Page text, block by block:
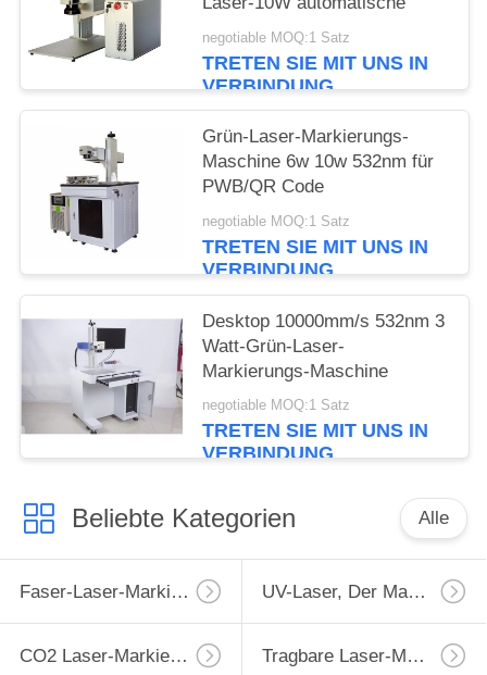
negotiable MOQ:1 Satz
TRETEN SIE MIT UNS IN
VERBINDUNG
Grün-Laser-Markierungs-
Maschine 6w 10w 532nm für
PWB/QR Code
negotiable MOQ:1 Satz
TRETEN SIE MIT UNS IN
VERBINDUNG
Desktop 10000mm/s 532nm 3
Watt-Grün-Laser-
Markierungs-Maschine
negotiable MOQ:1 Satz
TRETEN SIE MIT UNS IN
VERBINDUNG
Beliebte Kategorien Alle
Faser-Laser-Markierungs-Maschine UV-Laser, Der Maschine Markiert
CO2 Laser-Markierungs-Maschine Tragbare Laser-Markierungs-Maschine